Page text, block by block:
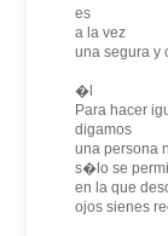
es
a la vez
una segura y
�l
Para hacer
digamos
una persona
s�lo se
en la que
ojos sienes